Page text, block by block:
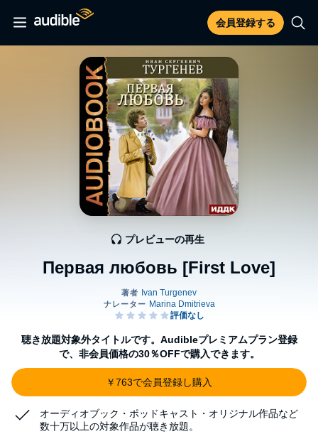
会員登録する
Первая любовь [First Love]
プレビューの再生
聴き放題対象外タイトルです。Audibleプレミアムプラン登録
で、非会員価格の30％OFFで購入できます。
￥763で会員登録し購入
オーディオブック・ポッドキャスト・オリジナル作品など
数十万以上の対象作品が聴き放題。